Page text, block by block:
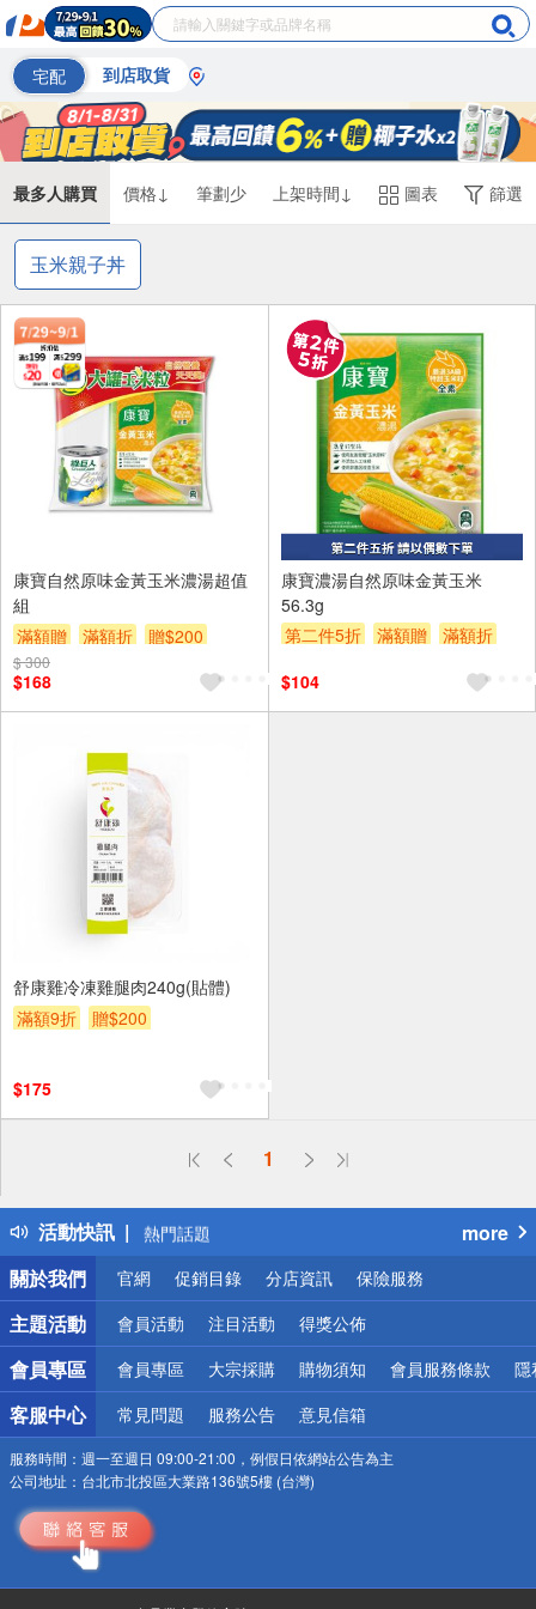
宅配 到店取貨
最多人購買 價格↓ 筆劃少 上架時間↓ 圖表 篩選
玉米親子丼
康寶自然原味金黃玉米濃湯超值
組
滿額贈
滿額折 贈$200
$ 300
$168
康寶濃湯自然原味金黃玉米
56.3g
第二件5折
滿額贈
滿額折
$104
舒康雞冷凍雞腿肉240g(貼體)
滿額9折
贈$200
$175
1
活動快訊
偏遠地區配送
得獎公告
熱門話題
銀行優惠
偏遠地區配送
詐騙網頁！請小心！
more
關於我們
官網 促銷目錄 分店資訊 保險服務
主題活動 會員活動 注目活動 得獎公佈
會員專區 會員專區 大宗採購 購物須知 會員服務條款 隱
客服中心 常見問題 服務公告 意見信箱
服務時間： 週一至週日 09:00-21:00，例假日依網站公告為主
公司地址： 台北市北投區大業路136號5樓 (台灣)